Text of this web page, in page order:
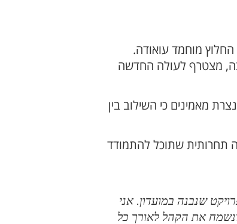
מוחמד עואודה.
מצטרף לעולה החדשה
מאמינים כי השילוב בין
תחרותית שתוכל להתמודד
שנבנה במועדון. אני
את הקהל לאורך כל